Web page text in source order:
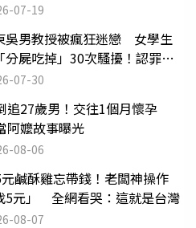
07-19
吳男教授被瘋狂迷戀 女學生
分屍吃掉」30次騷擾！認罪免
07-30
追27歲男！交往1個月懷孕
阿嬤故事曝光
08-06
鹹酥雞忘帶錢！老闆神操作
5元」 全網看哭：這就是台灣
08-07